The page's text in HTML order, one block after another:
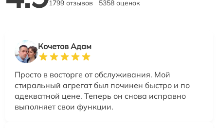
1799 отзывов 5358 оценок
Кочетов Адам
Просто в восторге от обслуживания. Мой
стиральный агрегат был починен быстро и по
адекватной цене. Теперь он снова исправно
выполняет свои функции.